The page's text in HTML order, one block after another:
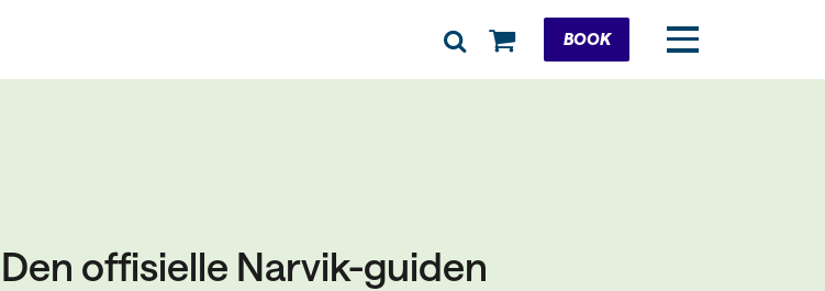
CartBOOK
Den offisielle Narvik-guiden